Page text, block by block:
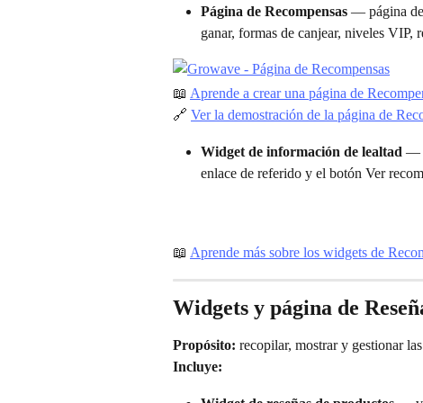
Página de Recompensas — página
ganar, formas de canjear, niveles VIP,
📖 Aprende a crear una página de
🔗 Ver la demostración de la página de
Widget de información de lealtad —
enlace de referido y el botón Ver
📖 Aprende más sobre los widgets de
Widgets y página de
Propósito: recopilar, mostrar y gestionar
Incluye: